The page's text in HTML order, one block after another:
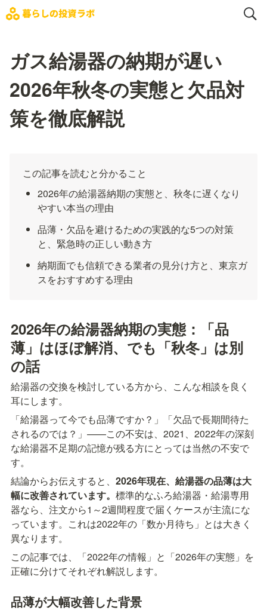
ガス給湯器の納期が遅い
2026年秋冬の実態と欠品対
策を徹底解説
この記事を読むと分かること
2026年の給湯器納期の実態と、秋冬に遅くなり
やすい本当の理由
品薄・欠品を避けるための実践的な5つの対策
と、緊急時の正しい動き方
納期面でも信頼できる業者の見分け方と、東京ガ
スをおすすめする理由
2026年の給湯器納期の実態：「品
薄」はほぼ解消、でも「秋冬」は別
の話
給湯器の交換を検討している方から、こんな相談を良く
耳にします。
「給湯器って今でも品薄ですか？」「欠品で長期間待た
されるのでは？」——この不安は、2021、2022年の深刻
な給湯器不足期の記憶が残る方にとっては当然の不安で
す。
結論からお伝えすると、 2026年現在、給湯器の品薄は大
幅に改善されています。 標準的なふろ給湯器・給湯専用
器なら、注文から1～2週間程度で届くケースが主流にな
っています。これは2022年の「数か月待ち」とは大きく
異なります。
この記事では、「2022年の情報」と「2026年の実態」を
正確に分けてそれぞれ解説します。
品薄が大幅改善した背景